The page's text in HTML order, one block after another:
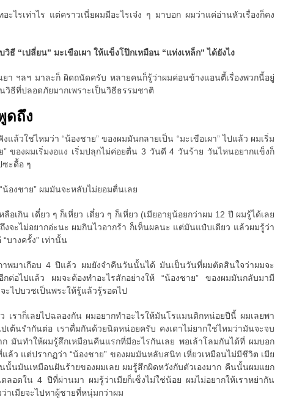
ะไรเท่าไร แต่คราวเนี่ยผมมีอะไรเจ๋ง ๆ มาบอก ผมว่าแค่อ่านหัวเรื่องก็คง
วิธี “เปลี่ยน” มะเขือเผา ให้แข็งโป๊กเหมือน “แท่งเหล็ก” ได้ยังไง
า ฯลฯ มาละก็ ผิดถนัดครับ หลายคนก็รู้ว่าผมค่อนข้างแอนตี้เรื่องพวกนี้อยู่
วิธีที่ปลอดภัยมากเพราะเป็นวิธีธรรมชาติ
ดถึง
ล้วใช่ไหมว่า “น้องชาย” ของผมมันกลายเป็น “มะเขือเผา” ไปแล้ว ผมเริ่ม
” ของผมเริ่มงอแง เริ่มปลุกไม่ค่อยตื่น 3 วันดี 4 วันร้าย วันไหนอยากแข็งก็
ซะดื้อ ๆ
องชาย” ผมมันจะหลับไม่ยอมตื่นเลย
ลือเกิน เดี๋ยว ๆ ก็เหี่ยว เดี๋ยว ๆ ก็เหี่ยว (เมียอายุน้อยกว่าผม 12 ปี ผมรู้ได้เลย
งจะไม่อยากอ่ะนะ ผมกินไวอากร้า ก็เห็นผลนะ แต่มันแป๋บเดียว แล้วผมรู้ว่า
บางครั้ง” เท่านั้น
ภาพมาเกือบ 4 ปีแล้ว ผมยังจำคืนวันนั้นได้ มันเป็นวันที่ผมตัดสินใจว่าผมจะ
กต่อไปแล้ว ผมจะต้องทำอะไรสักอย่างให้ “น้องชาย” ของผมมันกลับมามี
ะไปบวชเป็นพระให้รู้แล้วรู้รอดไป
เราก็เลยไปฉลองกัน ผมอยากทำอะไรให้มันโรแมนติกหน่อยปีนี้ ผมเลยพา
เต้นรำกันต่อ เราดื่มกันด้วยนิดหน่อยครับ คงเดาไม่ยากใช่ไหมว่ามันจะจบ
มันทำให้ผมรู้สึกเหมือนคืนแรกที่มีอะไรกันเลย พอเล้าโลมกันได้ที่ ผมบอก
แล้ว แต่ปรากฏว่า “น้องชาย” ของผมมันหลับสนิท เหี่ยวเหมือนไม่มีชีวิต เมีย
นั้นมันเหมือนฝันร้ายของผมเลย ผมรู้สึกผิดหวังกับตัวเองมาก คืนนั้นผมแยก
อดใน 4 ปีที่ผ่านมา ผมรู้ว่าเมียก็เซ็งไม่ใช่น้อย ผมไม่อยากให้เราหย่ากัน
าเมียจะไปหาผู้ชายที่หนุ่มกว่าผม